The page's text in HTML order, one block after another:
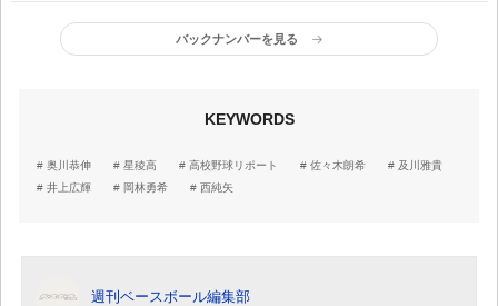
バックナンバーを見る
KEYWORDS
奥川恭伸 星稜高 高校野球リポート 佐々木朗希
及川雅貴
井上広輝
岡林勇希 西純矢
週刊ベースボール編集部